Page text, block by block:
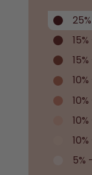
5%